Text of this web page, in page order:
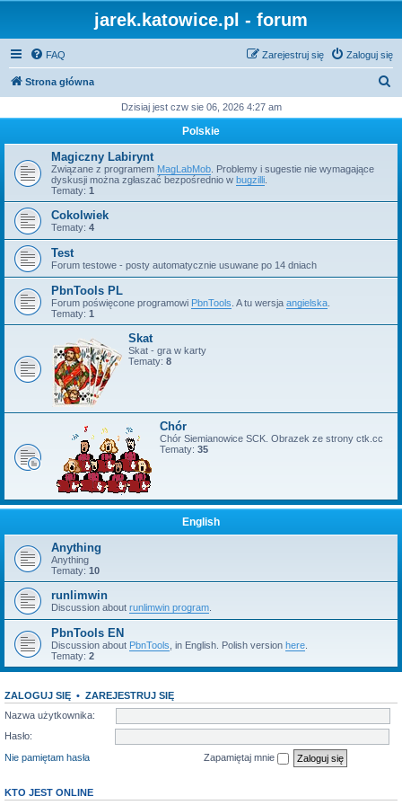
jarek.katowice.pl - forum
FAQ Zaloguj się
Zarejestruj się
Strona główna
k
Dzisiaj jest czw sie 06, 2026 4:27 am
Polskie
Magiczny Labirynt
Związane z programem MagLabMob . Problemy i sugestie nie wymagające
dyskusji można zgłaszać bezpośrednio w bugzilli
Tematy: 1
Cokolwiek
Tematy: 4
Test
Forum testowe - posty automatycznie usuwane po 14 dniach
PbnTools PL
Forum poświęcone programowi PbnTools . A tu wersja angielska
Tematy: 1
Skat
Skat - gra w karty
Tematy: 8
Chór
Chór Siemianowice SCK. Obrazek ze strony ctk.cc
Tematy: 35
English
Anything
Anything
Tematy: 10
runlimwin
Discussion about runlimwin program
PbnTools EN
Discussion about PbnTools , in English. Polish version here
Tematy: 2
ZALOGUJ SIĘ • ZAREJESTRUJ SIĘ
Nazwa użytkownika:
Hasło:
Nie pamiętam hasła
Zapamiętaj mnie
KTO JEST ONLINE